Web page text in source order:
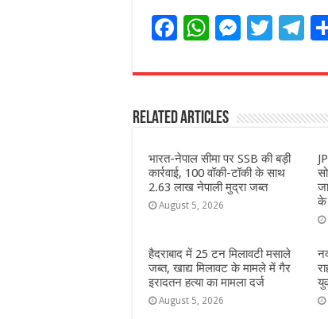
F
c
e
b
o
o
k
W
at
s
A
p
p
M
ss
n
g
e
T
itt
r
T
e
ra
m
Related Articles
भारत-नेपाल सीमा पर SSB की बड़ी
कार्रवाई, 100 वॉकी-टॉकी के साथ
2.63 लाख नेपाली मुद्रा जब्त
August 5, 2026
के
हैदराबाद में 25 टन मिलावटी मसाले
जब्त, खाद्य मिलावट के मामले में गैर
इरादतन हत्या का मामला दर्ज
August 5, 2026